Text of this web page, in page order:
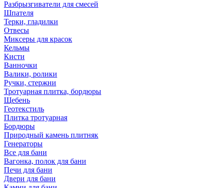
Разбрызгиватели для смесей
Шпателя
Терки, гладилки
Отвесы
Миксеры для красок
Кельмы
Кисти
Ванночки
Валики, ролики
Ручки, стержни
Тротуарная плитка, бордюры
Щебень
Геотекстиль
Плитка тротуарная
Бордюры
Природный камень плитняк
Генераторы
Все для бани
Вагонка, полок для бани
Печи для бани
Двери для бани